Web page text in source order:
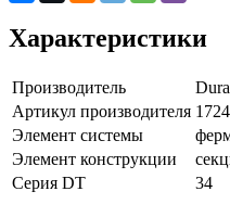
Характеристики
Производитель
Артикул производителя
Элемент системы
Элемент конструкции
Серия DT
34